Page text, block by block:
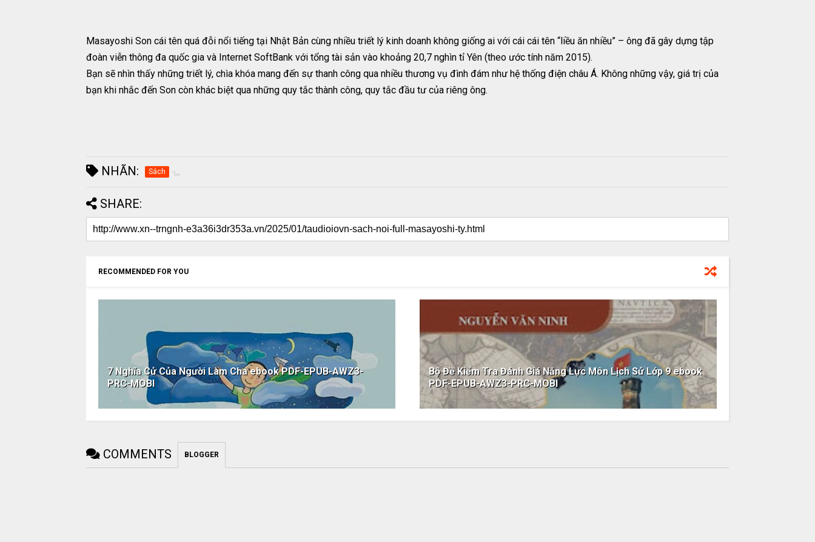
Masayoshi Son cái tên quá đỗi nổi tiếng tại Nhật Bản cùng nhiều triết lý kinh doanh không giống ai với cái cái tên “liều ăn nhiều” – ông đã gây dựng tập
đoàn viễn thông đa quốc gia và Internet SoftBank với tổng tài sản vào khoảng 20,7 nghìn tỉ Yên (theo ước tính năm 2015).
Bạn sẽ nhìn thấy những triết lý, chìa khóa mang đến sự thanh công qua nhiều thương vụ đình đám như hệ thống điện châu Á. Không những vậy, giá trị của
bạn khi nhắc đến Son còn khác biệt qua những quy tắc thành công, quy tắc đầu tư của riêng ông.
NHÃN: Sách
SHARE:
RECOMMENDED FOR YOU
7 Nghĩa Cử Của Người Làm Cha ebook PDF-EPUB-AWZ3-
PRC-MOBI
Bộ Đề Kiểm Tra Đánh Giá Năng Lực Môn Lịch Sử Lớp 9 ebook
PDF-EPUB-AWZ3-PRC-MOBI
COMMENTS BLOGGER